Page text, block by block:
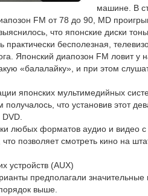
машине. В
FM от 78 до 90, MD
что японские диски
бесполезная,
Японский диапозон FM ловит у
«балалайку», и при этом
японских мультимедийных
что установив этот
любых форматов аудио и видео с
позволяет смотреть кино на
устройств (AUX)
предполагали
выше.